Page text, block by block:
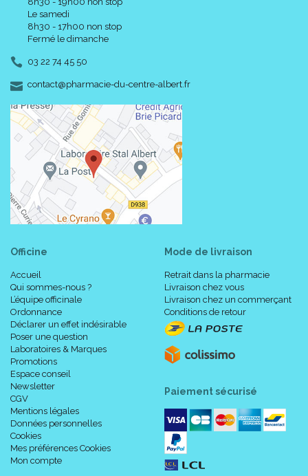
Le samedi
8h30 - 17h00 non stop
Fermé le dimanche
03 22 74 45 50
contact-
@-
pharmacie-du-centre-albert.fr
Officine
Accueil
Qui sommes-nous ?
L’équipe officinale
Ordonnance
Déclarer un effet indésirable
Poser une question
Laboratoires & Marques
Promotions
Espace conseil
Newsletter
CGV
Mentions légales
Données personnelles
Cookies
Mes préférences Cookies
Mon compte
Mode de livraison
Retrait dans la pharmacie
Livraison chez vous
Livraison chez un commerçant
Conditions de retour
Paiement sécurisé